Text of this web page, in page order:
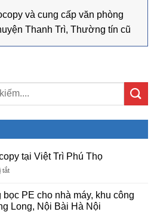
và cung cấp văn phòng
Thanh Trì, Thường tín cũ
tại Việt Trì Phú Thọ
tắtở
photocopy
tại
PE cho nhà máy, khu công
Long, Nội Bài Hà Nội